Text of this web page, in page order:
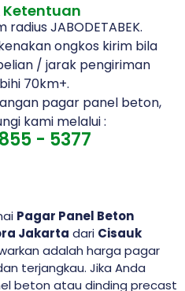
Ketentuan
JABODETABEK.
ongkos kirim bila
/ jarak pengiriman
70km+.
pagar panel beton,
kami melalui :
- 5377
Pagar Panel Beton
Jakarta dari Cisauk
adalah harga pagar
terjangkau. Jika Anda
beton atau dinding precast